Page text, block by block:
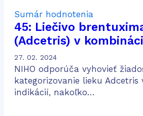
Sumár hodnotenia
45: Liečivo
(Adcetris) v
doxorubicínom,
dakarbazínom (AVD)
dospelých pacientov
neliečeným CD30
27. 02. 2024
NIHO odporúča vyhovieť
kategorizovanie lieku Adcetris
indikácií, nakoľko…